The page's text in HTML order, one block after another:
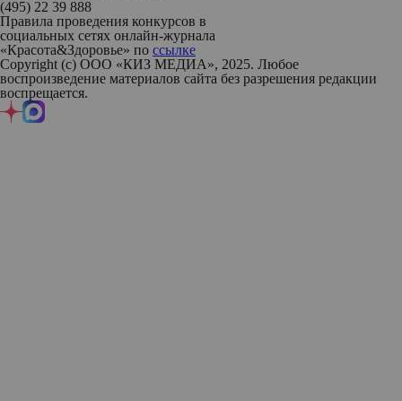
(495) 22 39 888
Правила проведения конкурсов в
социальных сетях онлайн-журнала
«Красота&Здоровье» по ссылке
Copyright (с) ООО «КИЗ МЕДИА», 2025. Любое
воспроизведение материалов сайта без разрешения редакции
воспрещается.